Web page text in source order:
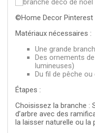
©Home Decor Pinterest
Matériaux nécessaires :
Une grande
Des ornements
lumineuses)
Du fil de pêche ou
Étapes :
Choisissez la branche :
d’arbre avec des
la laisser naturelle ou la